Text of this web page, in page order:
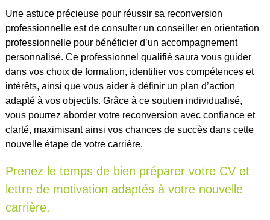
Une astuce précieuse pour réussir sa reconversion
professionnelle est de consulter un conseiller en orientation
professionnelle pour bénéficier d’un accompagnement
personnalisé. Ce professionnel qualifié saura vous guider
dans vos choix de formation, identifier vos compétences et
intérêts, ainsi que vous aider à définir un plan d’action
adapté à vos objectifs. Grâce à ce soutien individualisé,
vous pourrez aborder votre reconversion avec confiance et
clarté, maximisant ainsi vos chances de succès dans cette
nouvelle étape de votre carrière.
Prenez le temps de bien préparer votre CV et
lettre de motivation adaptés à votre nouvelle
carrière.